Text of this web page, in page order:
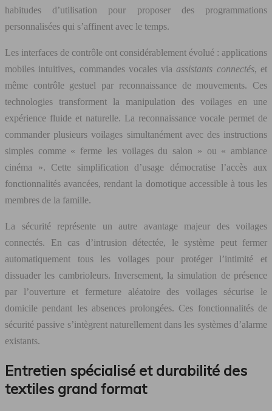
habitudes d’utilisation pour proposer des programmations
personnalisées qui s’affinent avec le temps.
Les interfaces de contrôle ont considérablement évolué : applications
mobiles intuitives, commandes vocales viaassistants connectés, et
même contrôle gestuel par reconnaissance de mouvements. Ces
technologies transforment la manipulation des voilages en une
expérience fluide et naturelle. La reconnaissance vocale permet de
commander plusieurs voilages simultanément avec des instructions
simples comme « ferme les voilages du salon » ou « ambiance
cinéma ». Cette simplification d’usage démocratise l’accès aux
fonctionnalités avancées, rendant la domotique accessible à tous les
membres de la famille.
La sécurité représente un autre avantage majeur des voilages
connectés. En cas d’intrusion détectée, le système peut fermer
automatiquement tous les voilages pour protéger l’intimité et
dissuader les cambrioleurs. Inversement, la simulation de présence
par l’ouverture et fermeture aléatoire des voilages sécurise le
domicile pendant les absences prolongées. Ces fonctionnalités de
sécurité passive s’intègrent naturellement dans les systèmes d’alarme
existants.
Entretien spécialisé et durabilité des
textiles grand format